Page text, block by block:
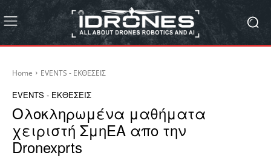
Home EVENTS - ΕΚΘΕΣΕΙΣ
EVENTS - ΕΚΘΕΣΕΙΣ
Ολοκληρωμένα μαθήματα
χειριστή ΣμηΕΑ απο την
Dronexprts